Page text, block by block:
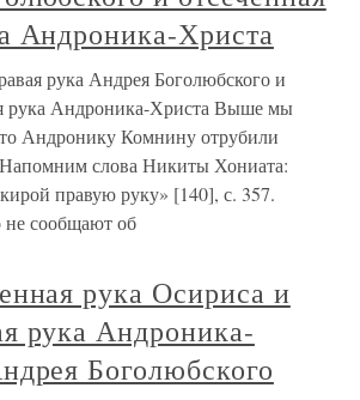
Андроника-Христа
рука Андрея Боголюбского и
рука Андроника-Христа Выше мы
Андронику Комнину отрубили
слова Никиты Хониата:
правую руку» [140], с. 357.
не сообщают об
рука Осириса и
рука Андроника-
Боголюбского